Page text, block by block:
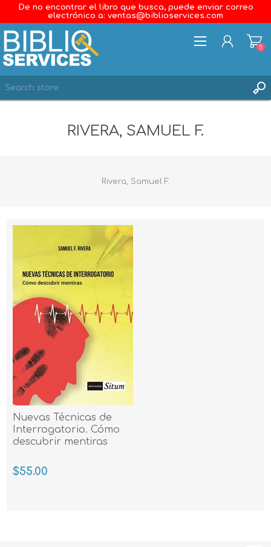
De no encontrar el libro que busca, puede enviar correo
electrónico a: ventas@biblioservices.com
0
RIVERA, SAMUEL F.
Rivera, Samuel F.
Nuevas Técnicas de
Interrogatorio. Cómo
descubrir mentiras
$55.00